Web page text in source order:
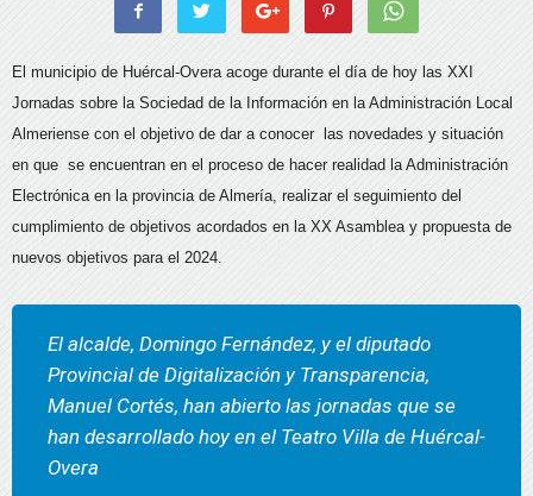
El municipio de Huércal-Overa acoge durante el día de hoy las XXI
Jornadas sobre la Sociedad de la Información en la Administración Local
Almeriense con el objetivo de dar a conocer las novedades y situación
en que se encuentran en el proceso de hacer realidad la Administración
Electrónica en la provincia de Almería, realizar el seguimiento del
cumplimiento de objetivos acordados en la XX Asamblea y propuesta de
nuevos objetivos para el 2024.
El alcalde, Domingo Fernández, y el diputado
Provincial de Digitalización y Transparencia,
Manuel Cortés, han abierto las jornadas que se
han desarrollado hoy en el Teatro Villa de Huércal-
Overa